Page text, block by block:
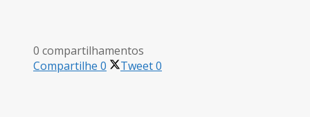
0 compartilhamentos
Compartilhe 0 Tweet0